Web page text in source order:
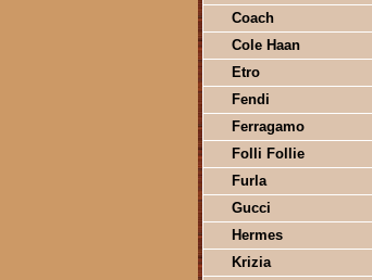
Coach
Cole Haan
Etro
Fendi
Ferragamo
Folli Follie
Furla
Gucci
Hermes
Krizia